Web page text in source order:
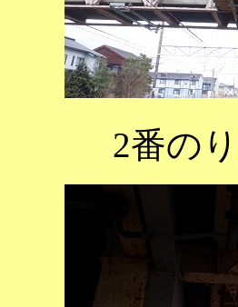
2番の